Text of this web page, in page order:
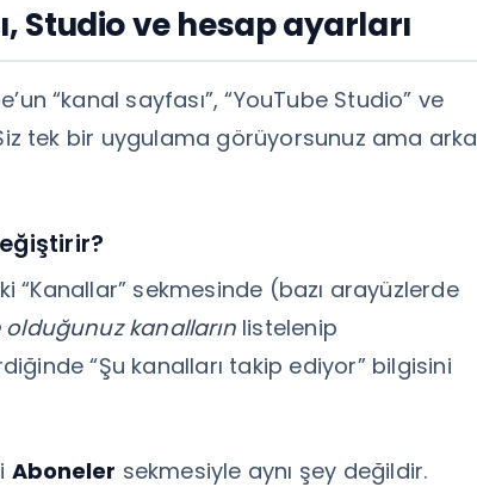
Studio ve hesap ayarları
“kanal sayfası”, “YouTube Studio” ve
tek bir uygulama görüyorsunuz ama arka
“Kanallar” sekmesinde (bazı arayüzlerde
kanallarınlistelenip
“Şu kanalları takip ediyor” bilgisini
Aboneler sekmesiyle aynı şey değildir.